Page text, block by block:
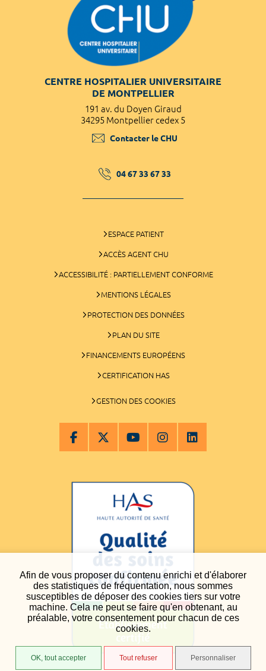
Afin de vous proposer du contenu enrichi et d'élaborer
des statistiques de fréquentation, nous sommes
susceptibles de déposer des cookies tiers sur votre
machine. Cela ne peut se faire qu'en obtenant, au
préalable, votre consentement pour chacun de ces
cookies.
OK, tout accepter Tout refuser Personnaliser
CENTRE HOSPITALIER UNIVERSITAIRE
DE MONTPELLIER
191 av. du Doyen Giraud
34295 Montpellier cedex 5
Contacter le CHU
04 67 33 67 33
ESPACE PATIENT
ACCÈS AGENT CHU
ACCESSIBILITÉ : PARTIELLEMENT CONFORME
MENTIONS LÉGALES
PROTECTION DES DONNÉES
PLAN DU SITE
FINANCEMENTS EUROPÉENS
CERTIFICATION HAS
GESTION DES COOKIES